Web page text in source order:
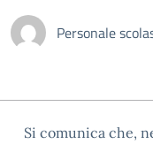
Personale
Si comunica che,